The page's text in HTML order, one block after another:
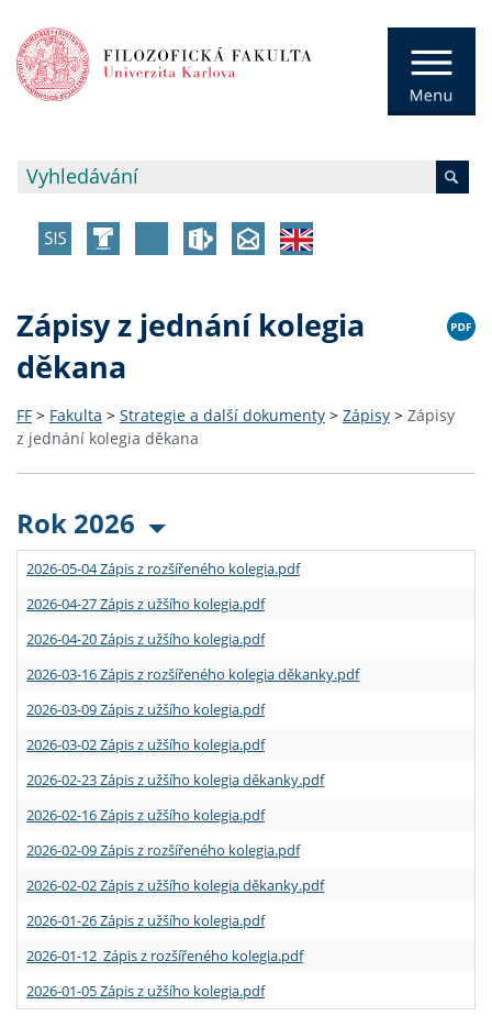
Zápisy z jednání kolegia
děkana
FF > Fakulta > Strategie a další dokumenty > Zápisy > Zápisy
z jednání kolegia děkana
Rok 2026
2026-05-04 Zápis z rozšířeného kolegia.pdf
2026-04-27 Zápis z užšího kolegia.pdf
2026-04-20 Zápis z užšího kolegia.pdf
2026-03-16 Zápis z rozšířeného kolegia děkanky.pdf
2026-03-09 Zápis z užšího kolegia.pdf
2026-03-02 Zápis z užšího kolegia.pdf
2026-02-23 Zápis z užšího kolegia děkanky.pdf
2026-02-16 Zápis z užšího kolegia.pdf
2026-02-09 Zápis z rozšířeného kolegia.pdf
2026-02-02 Zápis z užšího kolegia děkanky.pdf
2026-01-26 Zápis z užšího kolegia.pdf
2026-01-12 Zápis z rozšířeného kolegia.pdf
2026-01-05 Zápis z užšího kolegia.pdf